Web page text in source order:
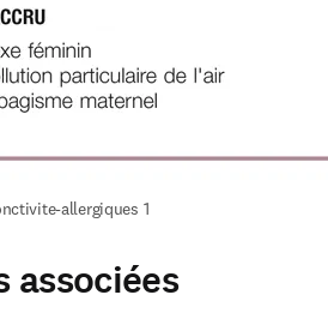
allergiques 1